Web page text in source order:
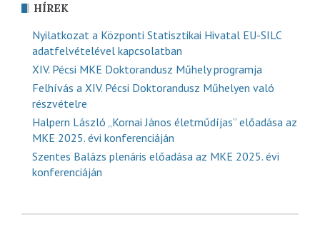
HÍREK
Nyilatkozat a Központi Statisztikai Hivatal EU-SILC
adatfelvételével kapcsolatban
XIV. Pécsi MKE Doktorandusz Műhely programja
Felhívás a XIV. Pécsi Doktorandusz Műhelyen való
részvételre
Halpern László „Kornai János életműdíjas” előadása az
MKE 2025. évi konferenciáján
Szentes Balázs plenáris előadása az MKE 2025. évi
konferenciáján